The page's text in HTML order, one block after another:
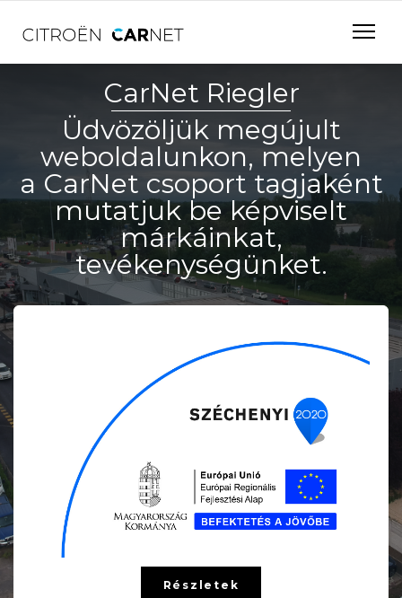
CarNet Riegler
Üdvözöljük megújult
weboldalunkon, melyen
a CarNet csoport tagjaként
mutatjuk be képviselt
márkáinkat,
tevékenységünket.
Részletek